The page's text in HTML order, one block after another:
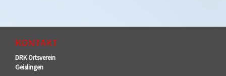
KONTAKT
DRK Ortsverein
Geislingen